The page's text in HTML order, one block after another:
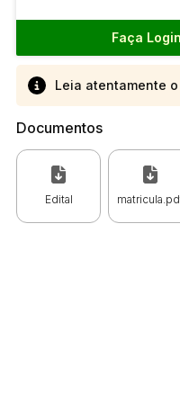
Faça Login
Leia atentamente o
Documentos
Edital